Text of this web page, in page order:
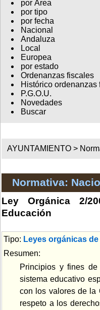
por Área
por tipo
por fecha
Nacional
Andaluza
Local
Europea
por estado
Ordenanzas fiscales
Histórico ordenanzas
P.G.O.U.
Novedades
Buscar
AYUNTAMIENTO >
Normativa:
Ley Orgánica 2/
Educación
Tipo: Leyes orgánicas
Resumen:
Principios y fines
sistema educativo
con los valores de la
respeto a los